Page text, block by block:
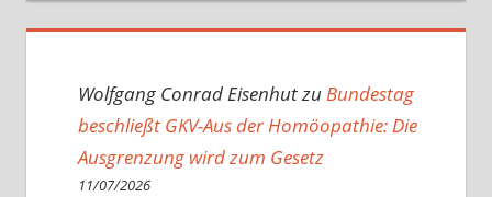
Wolfgang Conrad EisenhutzuBundestag
beschließt GKV-Aus der Homöopathie: Die
Ausgrenzung wird zum Gesetz
11/07/2026